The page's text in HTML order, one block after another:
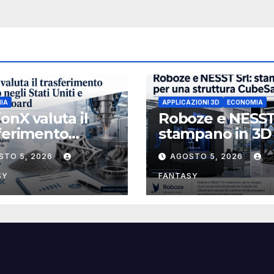
valuta il
negli Stati
e rafforza il
ha nominato
J. Loparco
non
5, 2026
APPLICAZIONI 3D ECONOMIA
Roboze e
stampano in
struttura
3U in Carbon
AGOSTO 5, 2026
FANTASY